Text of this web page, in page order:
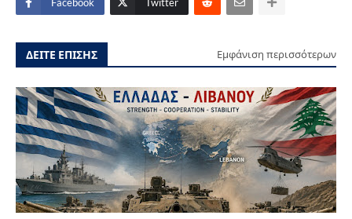
ΔΕΙΤΕ ΕΠΙΣΗΣ Εμφάνιση περισσότερων